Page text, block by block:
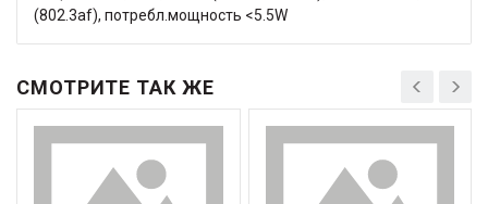
(802.3af), потребл.мощность <5.5W
СМОТРИТЕ ТАК ЖЕ